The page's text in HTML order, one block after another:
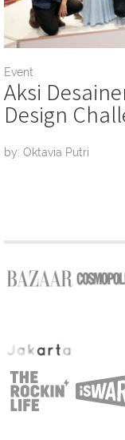
Event
Aksi
Design
by: Oktavia Putri